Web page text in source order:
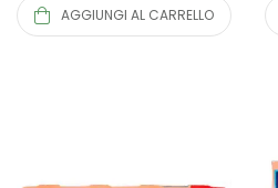
AGGIUNGI AL CARRELLO